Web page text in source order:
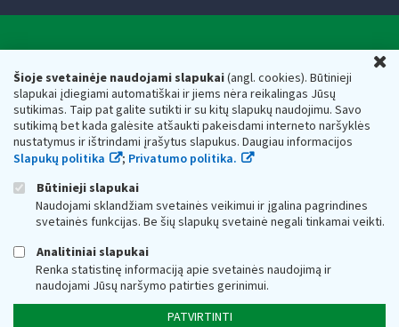
Šioje svetainėje naudojami slapukai(angl. cookies). Būtinieji
slapukai įdiegiami automatiškai ir jiems nėra reikalingas Jūsų
sutikimas. Taip pat galite sutikti ir su kitų slapukų naudojimu. Savo
sutikimą bet kada galėsite atšaukti pakeisdami interneto naršyklės
nustatymus ir ištrindami įrašytus slapukus. Daugiau informacijos
Slapukų politika
; Privatumo politika.
Būtinieji slapukai
Naudojami sklandžiam svetainės veikimui ir įgalina pagrindines
svetainės funkcijas. Be šių slapukų svetainė negali tinkamai veikti.
Analitiniai slapukai
Renka statistinę informaciją apie svetainės naudojimą ir
naudojami Jūsų naršymo patirties gerinimui.
PATVIRTINTI
Respublikos finansų ministerijos
Biudžetinė įstaiga. Juridinio asmens kodas — 188659752,
adresas: Vasario 16-osios g. 14, 01107 Vilnius, Lietuva, el.paštas:
vmi@vmi.lt, E. pristatymo dėžutės adresas 188659752
Duomenys apie Valstybinę mokesčių inspekciją prie Lietuvos
Respublikos finansų ministerijos kaupiami ir saugomi Juridinių